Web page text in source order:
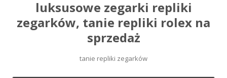
luksusowe zegarki repliki
zegarków, tanie repliki rolex na
sprzedaż
tanie repliki zegarków